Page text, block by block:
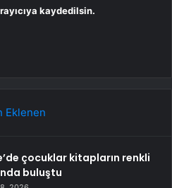
kaydedilsin.
Eklenen
çocuklar kitapların renkli
buluştu